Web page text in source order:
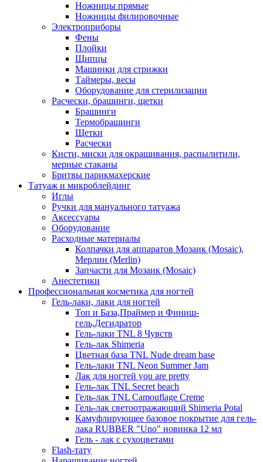
Ножницы прямые
Ножницы филировочные
Электроприборы
Фены
Плойки
Щипцы
Машинки для стрижки
Таймеры, весы
Оборудование для стерилизации
Расчески, брашинги, щетки
Брашинги
Термобрашинги
Щетки
Расчески
Кисти, миски для окрашивания, распылитили,
мерные стаканы
Бритвы парикмахерские
Татуаж и микроблейдинг
Иглы
Ручки для мануального татуажа
Аксессуары
Оборудование
Расходные материалы
Колпачки для аппаратов Мозаик (Mosaic),
Мерлин (Merlin)
Запчасти для Мозаик (Mosaic)
Анестетики
Профессиональная косметика для ногтей
Гель-лаки, лаки для ногтей
Топ и База,Праймер и Финиш-
гель,Дегидратор
Гель-лаки TNL 8 Чувств
Гель-лак Shimeria
Цветная база TNL Nude dream base
Гель-лаки TNL Neon Summer Jam
Лак для ногтей you are pretty
Гель-лак TNL Secret beach
Гель-лак TNL Camouflage Creme
Гель-лак светоотражающий Shimeria Potal
Камуфлирующее базовое покрытие для гель-
лака RUBBER "Uno" новинка 12 мл
Гель - лак с сухоцветами
Flash-тату